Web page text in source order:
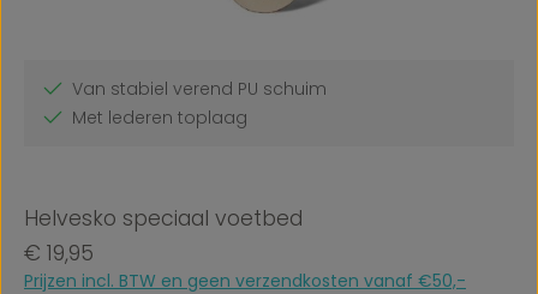
Van stabiel verend PU schuim
Met lederen toplaag
Helvesko speciaal voetbed
Normale prijs:
€ 19,95
Prijzen incl. BTW en geen verzendkosten vanaf €50,-